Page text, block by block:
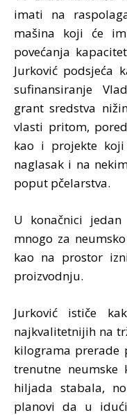
imati na
mašina koji će
povećanja
Jurković podsjeća
sufinansiranje
grant sredstva
vlasti pritom,
kao i projekte
naglasak i na
poput pčelarstva.
U konačnici
mnogo za
kao na prostor
proizvodnju.
Jurković ističe
najkvalitetnijih na
kilograma prerade
trenutne neumske
hiljada stabala,
planovi da u